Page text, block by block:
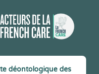
déontologique des